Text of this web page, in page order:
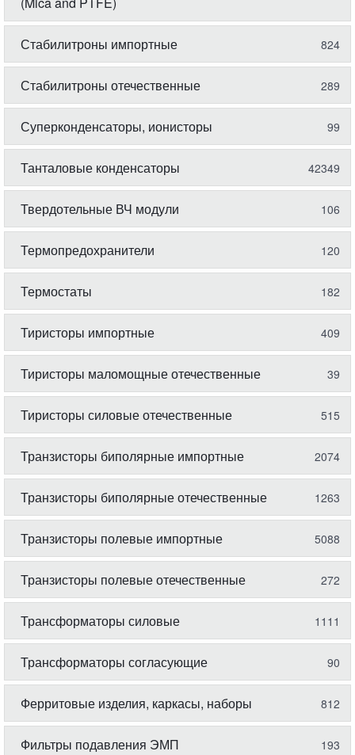
Стабилитроны импортные 824
Стабилитроны отечественные 289
Суперконденсаторы, ионисторы 99
Танталовые конденсаторы 42349
Твердотельные ВЧ модули 106
Термопредохранители 120
Термостаты 182
Тиристоры импортные 409
Тиристоры маломощные отечественные 39
Тиристоры силовые отечественные 515
Транзисторы биполярные импортные 2074
Транзисторы биполярные отечественные 1263
Транзисторы полевые импортные 5088
Транзисторы полевые отечественные 272
Трансформаторы силовые 1111
Трансформаторы согласующие 90
Ферритовые изделия, каркасы, наборы 812
Фильтры подавления ЭМП 193